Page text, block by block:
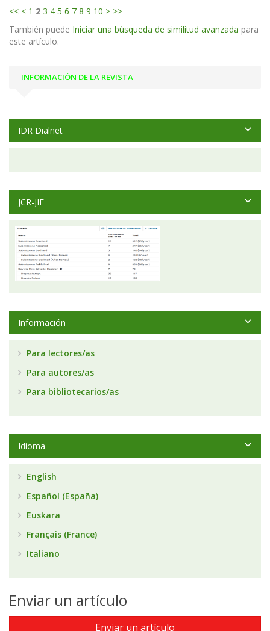
<< < 1 2 3 4 5 6 7 8 9 10 > >>
También puede Iniciar una búsqueda de similitud avanzada para
este artículo.
INFORMACIÓN DE LA REVISTA
IDR Dialnet
JCR-JIF
Información
Para lectores/as
Para autores/as
Para bibliotecarios/as
Idioma
English
Español (España)
Euskara
Français (France)
Italiano
Enviar un artículo
Enviar un artículo